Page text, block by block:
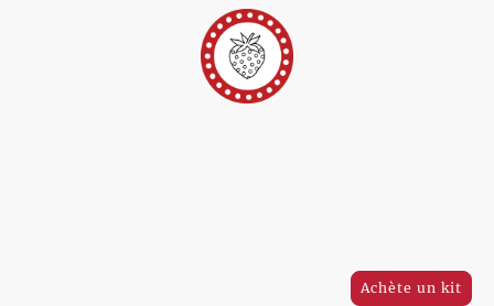
Achète un kit